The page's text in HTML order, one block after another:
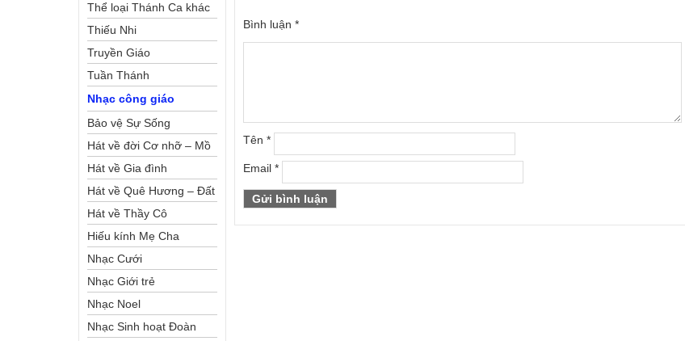
Bình luận*
Tên*
Email*
Thể loại Thánh Ca khác
Thiếu Nhi
Truyền Giáo
Tuần Thánh
Nhạc công giáo
Bảo vệ Sự Sống
Hát về đời Cơ nhỡ – Mồ
côi
Hát về Gia đình
Hát về Quê Hương – Đất
Nước
Hát về Thầy Cô
Hiếu kính Mẹ Cha
Nhạc Cưới
Nhạc Giới trẻ
Nhạc Noel
Nhạc Sinh hoạt Đoàn